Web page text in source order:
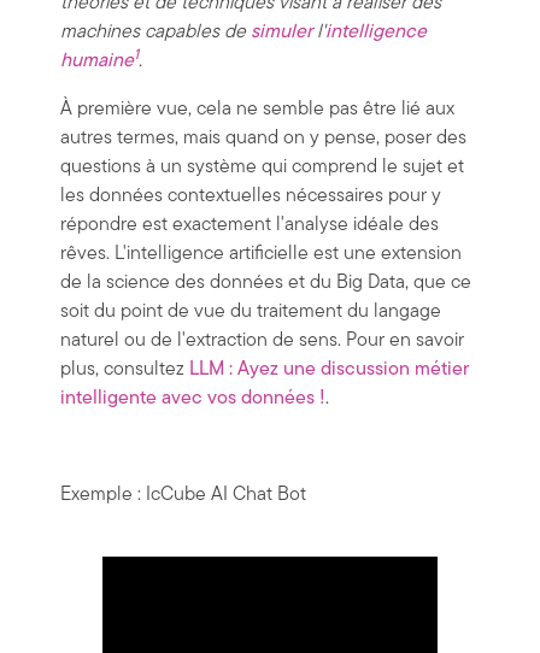
théories et de techniques visant à réaliser des
machines capables de simulerl'intelligence
humaine1.
À première vue, cela ne semble pas être lié aux
autres termes, mais quand on y pense, poser des
questions à un système qui comprend le sujet et
les données contextuelles nécessaires pour y
répondre est exactement l'analyse idéale des
rêves. L'intelligence artificielle est une extension
de la science des données et du Big Data, que ce
soit du point de vue du traitement du langage
naturel ou de l'extraction de sens. Pour en savoir
plus, consultez LLM : Ayez une discussion métier
intelligente avec vos données !.
Exemple : IcCube AI Chat Bot